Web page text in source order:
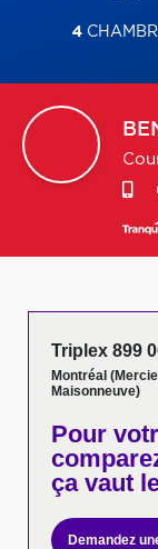
4
Triplex 899
Montréal
Maisonneuve)
Pour
ça vaut
Demandez